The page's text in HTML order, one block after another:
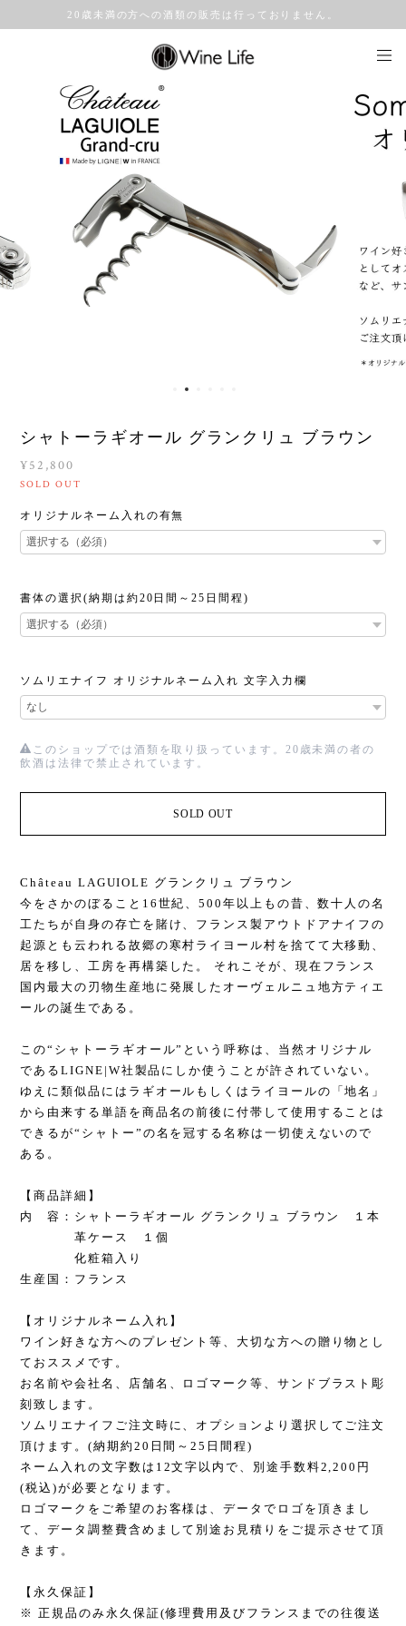
20歳未満の方への酒類の販売は行っておりません。
シャトーラギオール グランクリュ ブラウン
¥52,800
SOLD OUT
オリジナルネーム入れの有無
書体の選択(納期は約20日間～25日間程)
ソムリエナイフ オリジナルネーム入れ 文字入力欄
このショップでは酒類を取り扱っています。20歳未満の者の
飲酒は法律で禁止されています。
SOLD OUT
Château LAGUIOLE グランクリュ ブラウン
今をさかのぼること16世紀、500年以上もの昔、数十人の名
工たちが自身の存亡を賭け、フランス製アウトドアナイフの
起源とも云われる故郷の寒村ライヨール村を捨てて大移動、
居を移し、工房を再構築した。 それこそが、現在フランス
国内最大の刃物生産地に発展したオーヴェルニュ地方ティエ
ールの誕生である。
この“シャトーラギオール”という呼称は、当然オリジナル
であるLIGNE|W社製品にしか使うことが許されていない。
ゆえに類似品にはラギオールもしくはライヨールの「地名」
から由来する単語を商品名の前後に付帯して使用することは
できるが“シャトー”の名を冠する名称は一切使えないので
ある。
【商品詳細】
内 容：シャトーラギオール グランクリュ ブラウン １本
革ケース １個
化粧箱入り
生産国：フランス
【オリジナルネーム入れ】
ワイン好きな方へのプレゼント等、大切な方への贈り物とし
ておススメです。
お名前や会社名、店舗名、ロゴマーク等、サンドブラスト彫
刻致します。
ソムリエナイフご注文時に、オプションより選択してご注文
頂けます。(納期約20日間～25日間程)
ネーム入れの文字数は12文字以内で、別途手数料2,200円
(税込)が必要となります。
ロゴマークをご希望のお客様は、データでロゴを頂きまし
て、データ調整費含めまして別途お見積りをご提示させて頂
きます。
【永久保証】
※ 正規品のみ永久保証(修理費用及びフランスまでの往復送